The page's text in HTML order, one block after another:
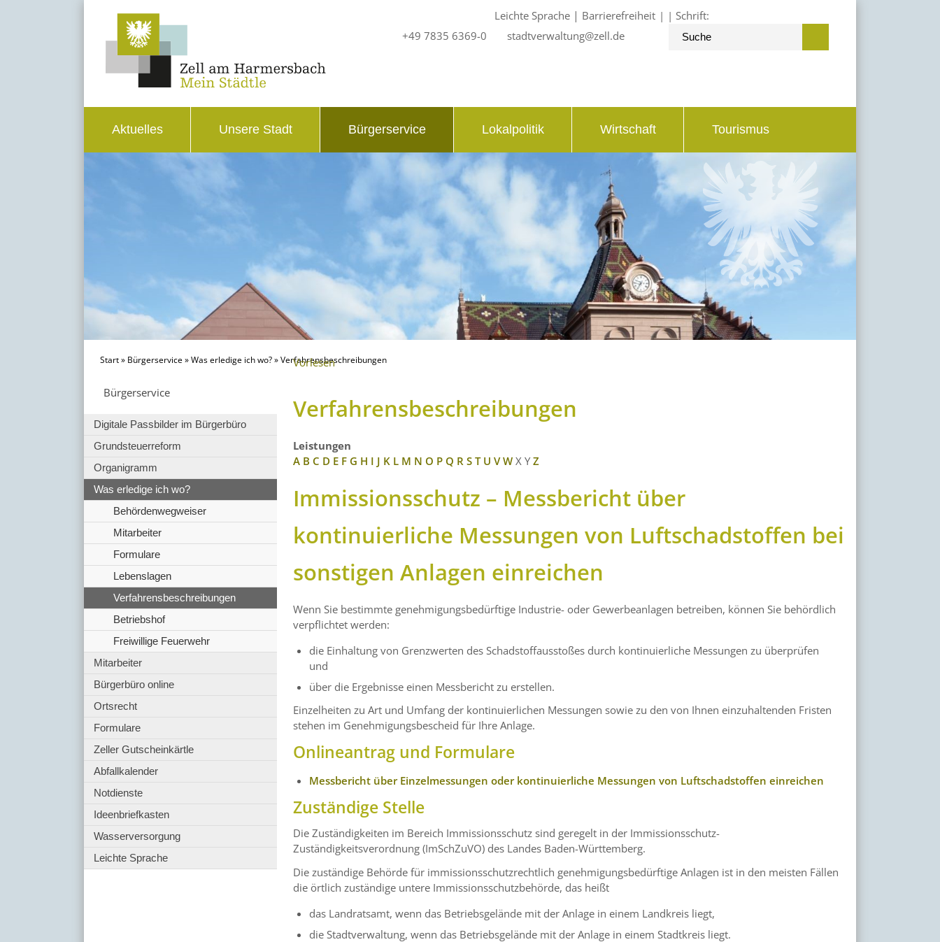
+49 7835 6369-0 stadtverwaltung@zell.de
Leichte Sprache| Barrierefreiheit Schrift:
Aktuelles Unsere Stadt Bürgerservice Lokalpolitik Wirtschaft Tourismus
Start» Bürgerservice»Was erledige ich wo?»Verfahrensbeschreibungen
Bürgerservice
Digitale Passbilder im Bürgerbüro
Grundsteuerreform
Organigramm
Was erledige ich wo?
Behördenwegweiser
Mitarbeiter
Formulare
Lebenslagen
Verfahrensbeschreibungen
Betriebshof
Freiwillige Feuerwehr
Mitarbeiter
Bürgerbüro online
Ortsrecht
Formulare
Zeller Gutscheinkärtle
Abfallkalender
Notdienste
Ideenbriefkasten
Wasserversorgung
Leichte Sprache
Vorlesen
Verfahrensbeschreibungen
Leistungen
A B C D E F G H I J K L M N O P Q R S T U V W X Y Z
Immissionsschutz – Messbericht über
kontinuierliche Messungen von Luftschadstoffen bei
sonstigen Anlagen einreichen
Wenn Sie bestimmte genehmigungsbedürftige Industrie- oder Gewerbeanlagen betreiben, können Sie behördlich
verpflichtet werden:
die Einhaltung von Grenzwerten des Schadstoffausstoßes durch kontinuierliche Messungen zu überprüfen
und
über die Ergebnisse einen Messbericht zu erstellen.
Einzelheiten zu Art und Umfang der kontinuierlichen Messungen sowie zu den von Ihnen einzuhaltenden Fristen
stehen im Genehmigungsbescheid für Ihre Anlage.
Onlineantrag und Formulare
Messbericht über Einzelmessungen oder kontinuierliche Messungen von Luftschadstoffen einreichen
Zuständige Stelle
Die Zuständigkeiten im Bereich Immissionsschutz sind geregelt in der Immissionsschutz-
Zuständigkeitsverordnung (ImSchZuVO) des Landes Baden-Württemberg.
Die zuständige Behörde für immissionsschutzrechtlich genehmigungsbedürftige Anlagen ist in den meisten Fällen
die örtlich zuständige untere Immissionsschutzbehörde, das heißt
das Landratsamt, wenn das Betriebsgelände mit der Anlage in einem Landkreis liegt,
die Stadtverwaltung, wenn das Betriebsgelände mit der Anlage in einem Stadtkreis liegt.